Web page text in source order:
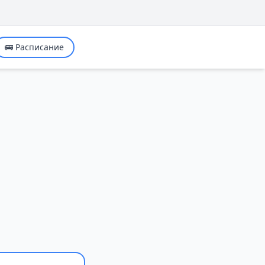
🚌 Расписание